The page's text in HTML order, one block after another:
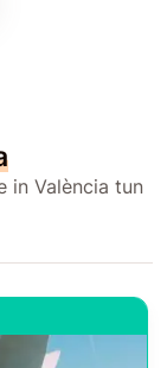
in València tun